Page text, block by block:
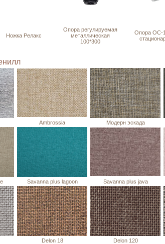
Ножка Релакс
Опора регулируемая
металлическая
100*300
Опора ОС-
Ambrossia Модерн эскада
Savanna plus lagoon Savanna plus java
Delon 18 Delon 120